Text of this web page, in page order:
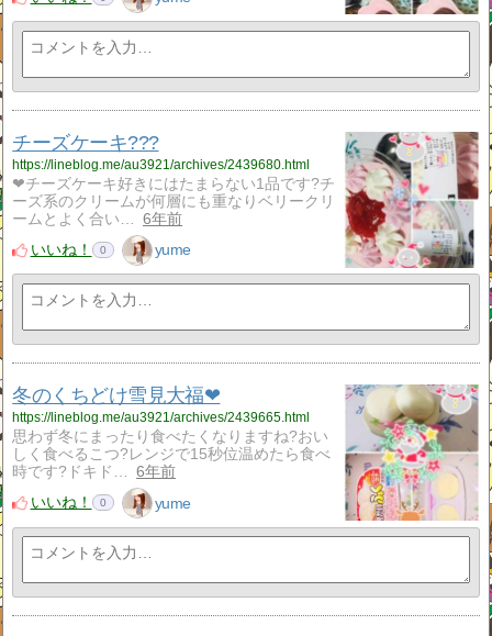
チーズケーキ???
https://lineblog.me/au3921/archives/2439680.html
❤チーズケーキ好きにはたまらない1品です?チ
ーズ系のクリームが何層にも重なりベリークリ
ームとよく合い…
6年前
いいね！
0 yume
冬のくちどけ雪見大福❤
https://lineblog.me/au3921/archives/2439665.html
思わず冬にまったり食べたくなりますね?おい
しく食べるこつ?レンジで15秒位温めたら食べ
時です?ドキド…
6年前
いいね！
0 yume